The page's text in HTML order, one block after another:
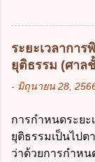
กั
ผ่
เ
คนใดคนหนึ่งได้
ของห้างหุ้นส่วน
กิจการ การงาน
ต้องจัดการในน
หรือมีอำนาจจัด
ปิดปากหุ้นส่วนค
เกิดมูลหนี้ใดก็ตา
สามัญจดทะเบียน
ชอบที่จะเรียกใ
ระยะเวลากา
ยุติธรรม (ศาล
- มิถุนายน 28,
การกำหนดระย
ยุติธรรมเป็นไปต
ว่าด้วยการกำห